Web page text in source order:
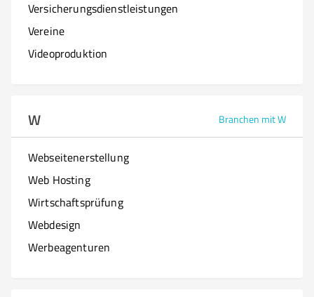
Versicherungsdienstleistungen
Vereine
Videoproduktion
W Branchen mit W
Webseitenerstellung
Web Hosting
Wirtschaftsprüfung
Webdesign
Werbeagenturen